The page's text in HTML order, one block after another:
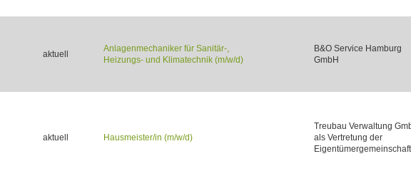
aktuell
Anlagenmechaniker für Sanitär-,
Heizungs- und Klimatechnik (m/w/d)
B&O Service Hamburg
GmbH
aktuell Hausmeister/in (m/w/d)
Treubau Verwaltung
als Vertretung der
Eigentümergemeinschaft